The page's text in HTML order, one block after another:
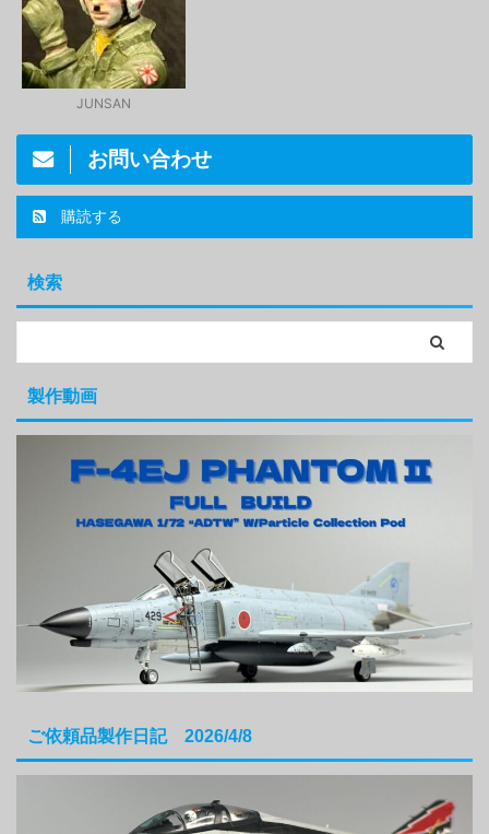
JUNSAN
お問い合わせ
購読する
検索
製作動画
ご依頼品製作日記 2026/4/8